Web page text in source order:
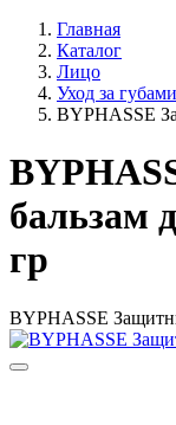
Главная
Каталог
Лицо
Уход за губами
BYPHASSE
бальзам
гр
BYPHASSE